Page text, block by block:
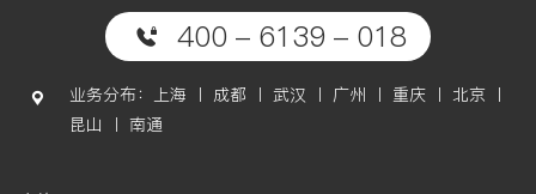
400 - 6139 - 018
业务分布：上海 丨 成都 丨 武汉 丨 广州 丨 重庆 丨 北京 丨
昆山 丨 南通